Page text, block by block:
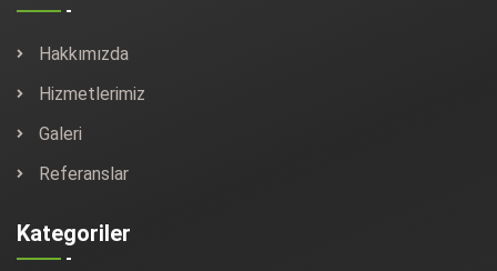
Hakkımızda
Hizmetlerimiz
Galeri
Referanslar
Kategoriler